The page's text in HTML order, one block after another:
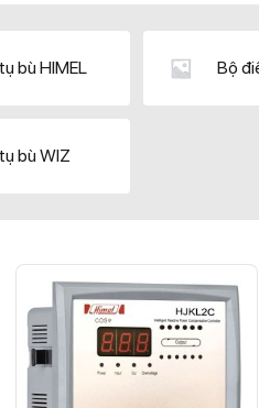
bù HIMEL Bộ
bù WIZ